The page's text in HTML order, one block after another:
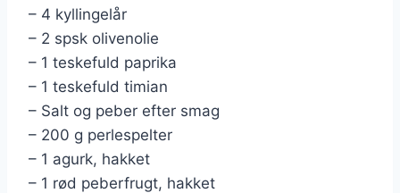
– 4 kyllingelår
– 2 spsk olivenolie
– 1 teskefuld paprika
– 1 teskefuld timian
– Salt og peber efter smag
– 200 g perlespelter
– 1 agurk, hakket
– 1 rød peberfrugt, hakket